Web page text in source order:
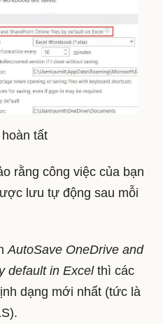
tất
rằng công việc của bạn
lưu tự động sau mỗi
AutoSave OneDrive and
default in Excelthì các
dạng mới nhất (tức là